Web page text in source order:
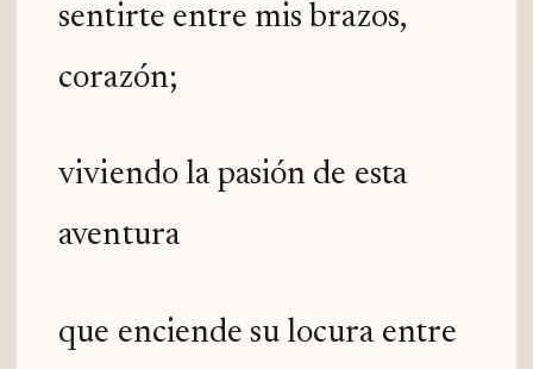
sentirte entre mis brazos,
corazón;
viviendo la pasión de esta
aventura
que enciende su locura entre